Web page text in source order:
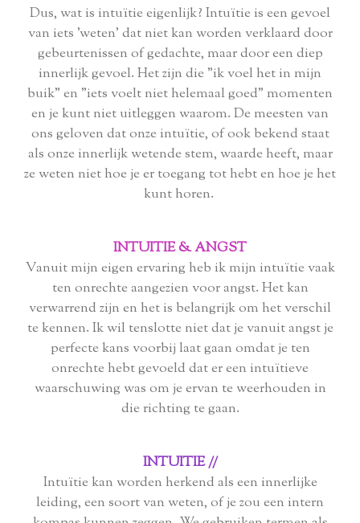
Dus, wat is intuïtie eigenlijk? Intuïtie is een gevoel
van iets 'weten' dat niet kan worden verklaard door
gebeurtenissen of gedachte, maar door een diep
innerlijk gevoel. Het zijn die "ik voel het in mijn
buik" en "iets voelt niet helemaal goed" momenten
en je kunt niet uitleggen waarom. De meesten van
ons geloven dat onze intuïtie, of ook bekend staat
als onze innerlijk wetende stem, waarde heeft, maar
ze weten niet hoe je er toegang tot hebt en hoe je het
kunt horen.
INTUITIE & ANGST
Vanuit mijn eigen ervaring heb ik mijn intuïtie vaak
ten onrechte aangezien voor angst. Het kan
verwarrend zijn en het is belangrijk om het verschil
te kennen. Ik wil tenslotte niet dat je vanuit angst je
perfecte kans voorbij laat gaan omdat je ten
onrechte hebt gevoeld dat er een intuïtieve
waarschuwing was om je ervan te weerhouden in
die richting te gaan.
INTUITIE //
Intuïtie kan worden herkend als een innerlijke
leiding, een soort van weten, of je zou een intern